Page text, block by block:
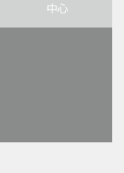
中心